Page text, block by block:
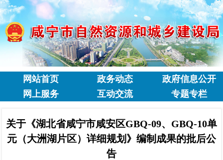
网站首页 政务动态
政府信息公开
网上服务
互动交流 专题专栏
关于《湖北省咸宁市咸安区GBQ-09、GBQ-10单
元（大洲湖片区）详细规划》编制成果的批后公
告